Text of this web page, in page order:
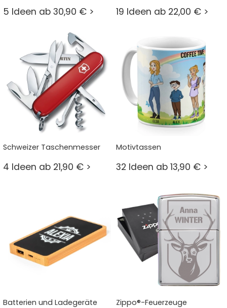
5 Ideen ab 30,90 € > 19 Ideen ab 22,00 € >
Schweizer Taschenmesser
4 Ideen ab 21,90 € >
Motivtassen
32 Ideen ab 13,90 € >
Batterien und Ladegeräte Zippo®-Feuerzeuge